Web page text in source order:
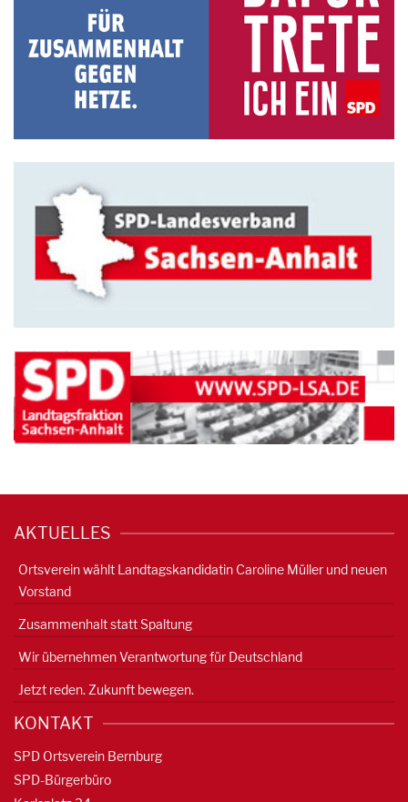
AKTUELLES
Ortsverein wählt Landtagskandidatin Caroline Müller und neuen
Vorstand
Zusammenhalt statt Spaltung
Wir übernehmen Verantwortung für Deutschland
Jetzt reden. Zukunft bewegen.
KONTAKT
SPD Ortsverein Bernburg
SPD-Bürgerbüro